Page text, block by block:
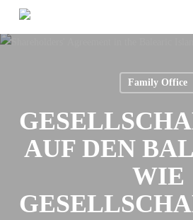
main
Family Office
AUF DEN
WIE